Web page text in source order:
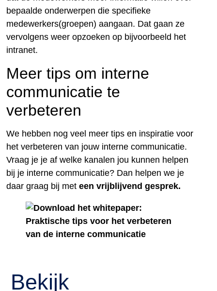
bepaalde onderwerpen die specifieke
medewerkers(groepen) aangaan. Dat gaan ze
vervolgens weer opzoeken op bijvoorbeeld het
intranet.
Meer tips om interne
communicatie te
verbeteren
We hebben nog veel meer tips en inspiratie voor
het verbeteren van jouw interne communicatie.
Vraag je je af welke kanalen jou kunnen helpen
bij je interne communicatie? Dan helpen we je
daar graag bij meteen vrijblijvend gesprek.
Bekijk